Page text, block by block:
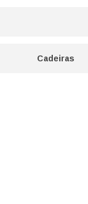
Cadeiras